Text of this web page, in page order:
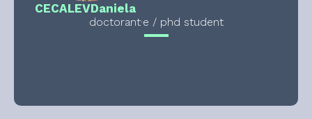
CECALEVDaniela
doctorant·e / phd student